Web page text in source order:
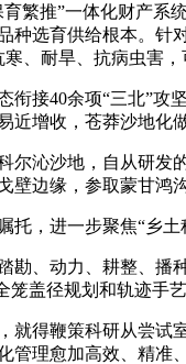
推”一体化财产系统
种选育供给根本。针
、耐旱、抗病虫害
接40余项“三北”攻坚
近增收，苍莽沙地化
沁沙地，自从研发的
壁边缘，参取蒙甘鸿
，进一步聚焦“乡土
、动力、耕整、播种
笼盖径规划和轨迹手
得鞭策科研从尝试室
管理愈加高效、精准